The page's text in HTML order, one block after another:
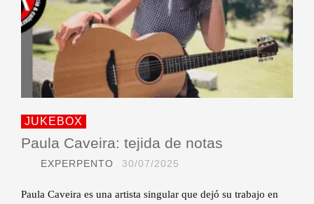
JUKEBOX
Paula Caveira: tejida de notas
EXPERPENTO 30/07/2025
Paula Caveira es una artista singular que dejó su trabajo en